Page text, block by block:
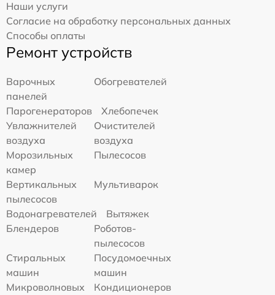
Наши услуги
Согласие на обработку персональных данных
Способы оплаты
Ремонт устройств
Варочных
панелей
Обогревателей
Парогенераторов
Хлебопечек
Увлажнителей
воздуха
Очистителей
воздуха
Морозильных
камер
Пылесосов
Вертикальных
пылесосов
Мультиварок
Водонагревателей
Вытяжек
Блендеров
Роботов-
пылесосов
Стиральных
машин
Посудомоечных
машин
Микроволновых
Кондиционеров